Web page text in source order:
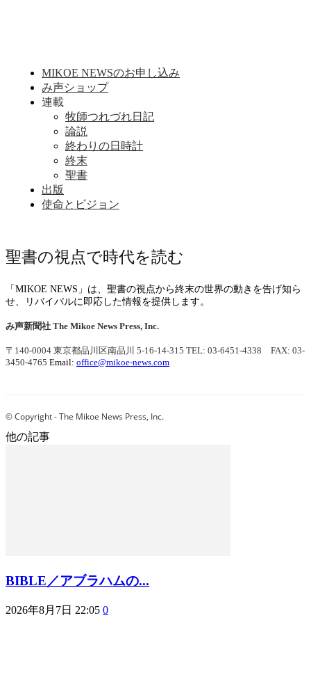
MIKOE NEWSのお申し込み
み声ショップ
連載
牧師つれづれ日記
論説
終わりの日時計
終末
聖書
出版
使命とビジョン
聖書の視点で時代を読む
「MIKOE NEWS」は、聖書の視点から終末の世界の動きを告げ知ら
せ、リバイバルに即応した情報を提供します。
み声新聞社 The Mikoe News Press, Inc.
〒140-0004 東京都品川区南品川 5-16-14-315 TEL: 03-6451-4338 FAX: 03-
3450-4765 Email: office@mikoe-news.com
© Copyright - The Mikoe News Press, Inc.
他の記事
BIBLE／アブラハムの...
2026年8月7日 22:05 0